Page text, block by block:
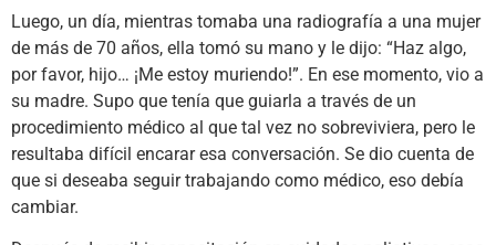
Luego, un día, mientras tomaba una radiografía a una mujer
de más de 70 años, ella tomó su mano y le dijo: “Haz algo,
por favor, hijo… ¡Me estoy muriendo!”. En ese momento, vio a
su madre. Supo que tenía que guiarla a través de un
procedimiento médico al que tal vez no sobreviviera, pero le
resultaba difícil encarar esa conversación. Se dio cuenta de
que si deseaba seguir trabajando como médico, eso debía
cambiar.